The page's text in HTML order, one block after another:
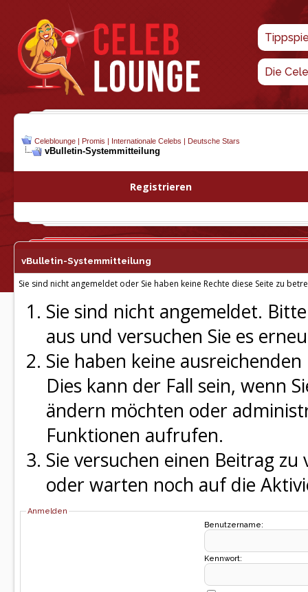
Die
Celeblounge | Promis | Internationale Celebs | Deutsche Stars
vBulletin-Systemmitteilung
Registrieren
vBulletin-Systemmitteilung
Sie sind nicht angemeldet oder Sie haben keine Rechte diese Seite zu
Sie sind nicht angemeldet.
aus und versuchen Sie es
Sie haben keine
Dies kann der Fall sein, wenn
ändern möchten oder
Funktionen aufrufen.
Sie versuchen einen Beitrag
oder warten noch auf die
Anmelden
Benutzername:
Kennwort: